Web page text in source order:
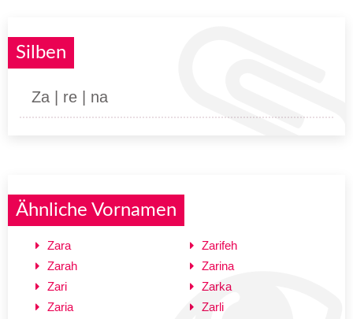
Silben
Za | re | na
Ähnliche Vornamen
Zara
Zarah
Zari
Zaria
Zarifeh
Zarina
Zarka
Zarli